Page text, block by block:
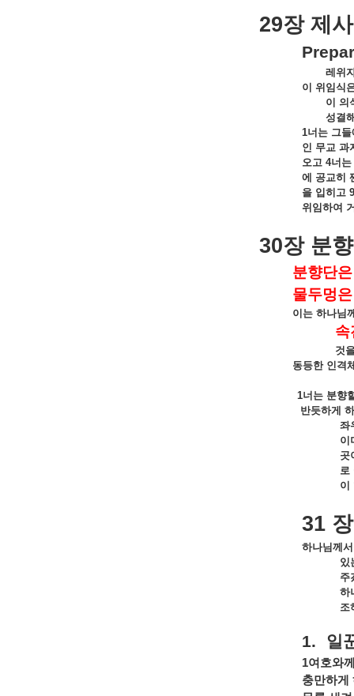
29장 제
레위
이 위임식
이
의
성결
1너는 그들
인 무교 과
오고 4너는
에
공교히
을 입히고 9
위임하여
30장 분
분향단은
물두멍은
이는 하나님께
속
것
동등한 인격
1너는 분향
반듯하게
좌
이
곳
로
이
31 장
하나님께
있
주
하
조
1. 일
1여호와
충만하게